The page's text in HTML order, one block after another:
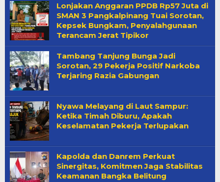
Lonjakan Anggaran PPDB Rp57 Juta di
SMAN 3 Pangkalpinang Tuai Sorotan,
Kepsek Bungkam, Penyalahgunaan
Terancam Jerat Tipikor
Tambang Tanjung Bunga Jadi
Sorotan, 29 Pekerja Positif Narkoba
Terjaring Razia Gabungan
Nyawa Melayang di Laut Sampur:
Ketika Timah Diburu, Apakah
Keselamatan Pekerja Terlupakan
Kapolda dan Danrem Perkuat
Sinergitas, Komitmen Jaga Stabilitas
Keamanan Bangka Belitung